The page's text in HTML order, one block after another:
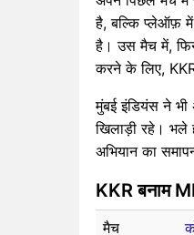
है, बल्कि प्लेऑफ़ में
है। उस मैच में,
करने के लिए,
मुंबई इंडियंस ने
खिलाड़ी रहे। भले
अभियान का
KKR बनाम
मैच